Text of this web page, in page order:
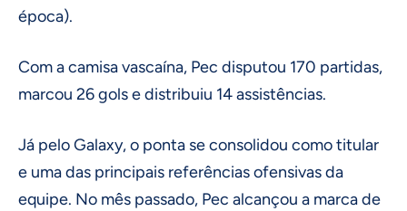
época).
Com a camisa vascaína, Pec disputou 170 partidas,
marcou 26 gols e distribuiu 14 assistências.
Já pelo Galaxy, o ponta se consolidou como titular
e uma das principais referências ofensivas da
equipe. No mês passado, Pec alcançou a marca de